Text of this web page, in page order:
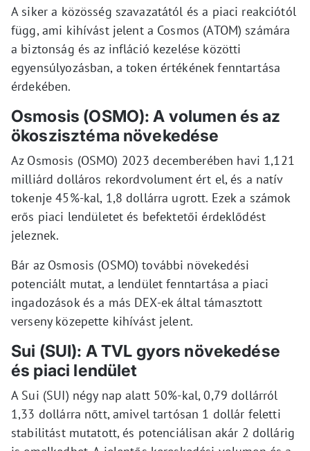
A siker a közösség szavazatától és a piaci reakciótól
függ, ami kihívást jelent a Cosmos (ATOM) számára
a biztonság és az infláció kezelése közötti
egyensúlyozásban, a token értékének fenntartása
érdekében.
Osmosis (OSMO): A volumen és az
ökoszisztéma növekedése
Az Osmosis (OSMO) 2023 decemberében havi 1,121
milliárd dolláros rekordvolument ért el, és a natív
tokenje 45%-kal, 1,8 dollárra ugrott. Ezek a számok
erős piaci lendületet és befektetői érdeklődést
jeleznek.
Bár az Osmosis (OSMO) további növekedési
potenciált mutat, a lendület fenntartása a piaci
ingadozások és a más DEX-ek által támasztott
verseny közepette kihívást jelent.
Sui (SUI): A TVL gyors növekedése
és piaci lendület
A Sui (SUI) négy nap alatt 50%-kal, 0,79 dollárról
1,33 dollárra nőtt, amivel tartósan 1 dollár feletti
stabilitást mutatott, és potenciálisan akár 2 dollárig